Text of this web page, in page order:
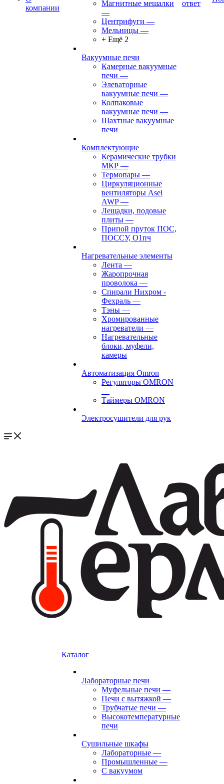
компании
Магнитные мешалки
—
Центрифуги —
Мельницы —
+ Ещё 2
Вакуумные печи
Камерные вакуумные
печи —
Элеваторные
вакуумные печи —
Колпаковые
вакуумные печи —
Шахтные вакуумные
печи
Комплектующие
Керамические трубки
МКР —
Термопары —
Циркуляционные
вентиляторы Asel
AWP—
Лещадки, подовые
плиты —
Припой пруток ПОС,
ПОССУ, О1пч
Нагревательные элементы
Лента —
Жаропрочная
проволока —
Спирали Нихром -
Фехраль —
Тэны —
Хромированные
нагреватели —
Нагревательные
блоки, муфели,
камеры
Автоматизация Omron
Регуляторы OMRON
—
Таймеры OMRON
Электросушители для рук
ответ
Каталог
Лабораторные печи
Муфельные печи —
Печи с вытяжкой —
Трубчатые печи —
Высокотемпературные
печи
Сушильные шкафы
Лабораторные —
Промышленные —
С вакуумом